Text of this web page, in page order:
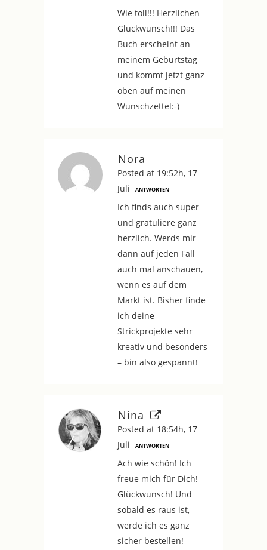
Wie toll!!! Herzlichen
Glückwunsch!!! Das
Buch erscheint an
meinem Geburtstag
und kommt jetzt ganz
oben auf meinen
Wunschzettel:-)
Nora
Posted at 19:52h, 17
Juli
ANTWORTEN
Ich finds auch super
und gratuliere ganz
herzlich. Werds mir
dann auf jeden Fall
auch mal anschauen,
wenn es auf dem
Markt ist. Bisher finde
ich deine
Strickprojekte sehr
kreativ und besonders
– bin also gespannt!
Nina
Posted at 18:54h, 17
Juli
ANTWORTEN
Ach wie schön! Ich
freue mich für Dich!
Glückwunsch! Und
sobald es raus ist,
werde ich es ganz
sicher bestellen!